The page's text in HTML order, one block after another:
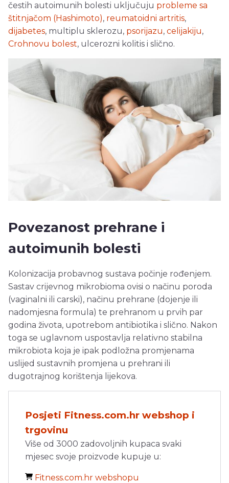
čestih autoimunih bolesti uključuju probleme sa
štitnjačom (Hashimoto), reumatoidni artritis,
dijabetes, multiplu sklerozu, psorijazu, celijakiju,
Crohnovu bolest, ulcerozni kolitis i slično.
Povezanost prehrane i
autoimunih bolesti
Kolonizacija probavnog sustava počinje rođenjem.
Sastav crijevnog mikrobioma ovisi o načinu poroda
(vaginalni ili carski), načinu prehrane (dojenje ili
nadomjesna formula) te prehranom u prvih par
godina života, upotrebom antibiotika i slično. Nakon
toga se uglavnom uspostavlja relativno stabilna
mikrobiota koja je ipak podložna promjenama
uslijed sustavnih promjena u prehrani ili
dugotrajnog korištenja lijekova.
Posjeti Fitness.com.hr webshop i
trgovinu
Više od 3000 zadovoljnih kupaca svaki
mjesec svoje proizvode kupuje u:
Fitness.com.hr webshopu